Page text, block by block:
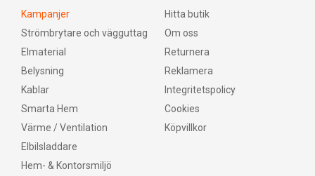
Kampanjer
Strömbrytare och vägguttag
Elmaterial
Belysning
Kablar
Smarta Hem
Värme / Ventilation
Elbilsladdare
Hem- & Kontorsmiljö
Hitta butik
Om oss
Returnera
Reklamera
Integritetspolicy
Cookies
Köpvillkor